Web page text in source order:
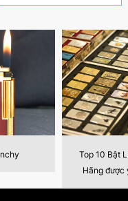
rẻ vẫn được sản xuất từ
: Chúng tôi cung cấp
dáng và màu sắc khác
phù hợp với mọi phong
dụng: Bật lửa Zippo nổi
giản và dễ dàng sử
bật lửa Zippo giá rẻ
Zippo Chính
Phụ